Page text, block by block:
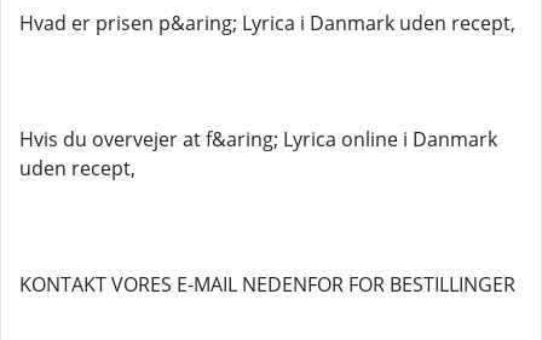
Hvad er prisen p&aring; Lyrica i Danmark uden recept,
Hvis du overvejer at f&aring; Lyrica online i Danmark
uden recept,
KONTAKT VORES E-MAIL NEDENFOR FOR BESTILLINGER